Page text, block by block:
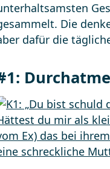
Die
dafür die